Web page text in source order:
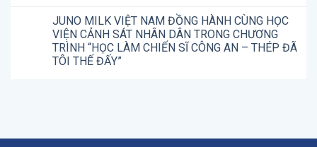
JUNO MILK VIỆT NAM ĐỒNG HÀNH CÙNG HỌC
VIỆN CẢNH SÁT NHÂN DÂN TRONG CHƯƠNG
TRÌNH “HỌC LÀM CHIẾN SĨ CÔNG AN – THÉP ĐÃ
TÔI THẾ ĐẤY”